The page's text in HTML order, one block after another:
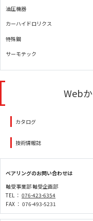
油圧機器
カーハイドロリクス
特殊鋼
サーモテック
Web
カタログ
技術情報誌
ベアリングのお問い合わせは
軸受事業部 軸受企画部
TEL ： 076-423-6354
FAX ： 076-493-5231